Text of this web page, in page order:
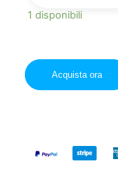
1 disponibili
Acquista ora